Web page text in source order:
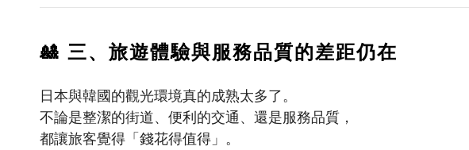
🎎 三、旅遊體驗與服務品質的差距仍在
日本與韓國的觀光環境真的成熟太多了。
不論是整潔的街道、便利的交通、還是服務品質，
都讓旅客覺得「錢花得值得」。